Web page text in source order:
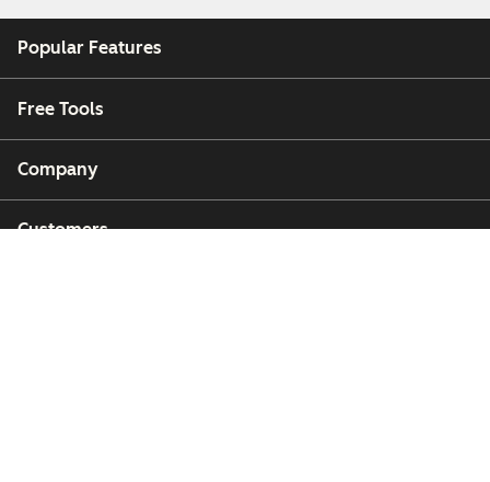
Popular Features
Free Tools
Company
Customers